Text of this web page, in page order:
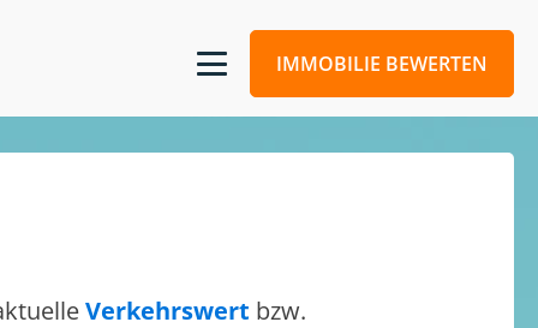
IMMOBILIE BEWERTEN
Verkehrswert bzw.